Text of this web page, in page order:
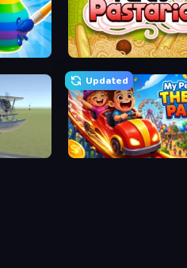
Papa's Pastaria
Updated
My Perfect Theme Park